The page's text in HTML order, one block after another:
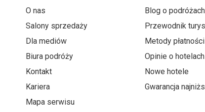
O nas
Salony sprzedaży
Dla mediów
Biura podróży
Kontakt
Kariera
Mapa serwisu
Blog o podróżach
Przewodnik
Metody płatności
Opinie o hotelach
Nowe hotele
Gwarancja